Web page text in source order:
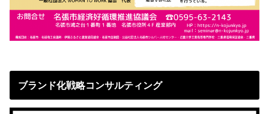
ブランド化戦略コンサルティング